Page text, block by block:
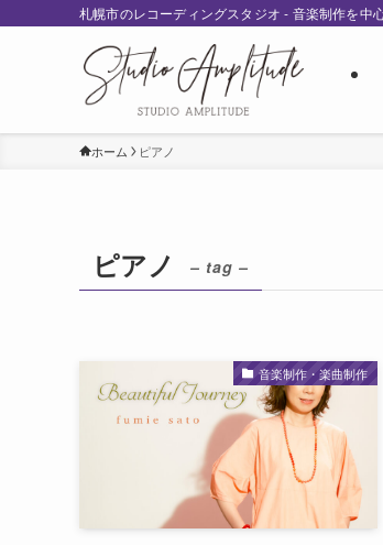
札幌市のレコーディングスタジオ - 音楽制作を中
ホーム ピアノ
ピアノ – tag –
音楽制作・楽曲制作